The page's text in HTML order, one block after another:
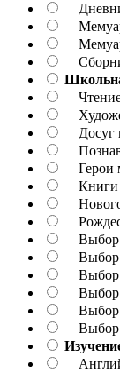
Досуг
Герои
Книги
Выбор
Выбор
Выбор
Выбор
Выбор
Выбор